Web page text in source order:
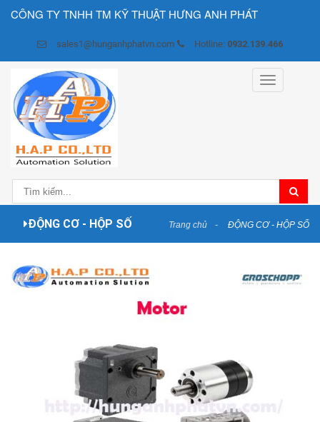
CÔNG TY TNHH TM KỸ THUẬT HƯNG ANH PHÁT
sales1@hunganhphatvn.com Hotline: 0932.139.466
Toggle
navigation
ĐỘNG CƠ - HỘP SỐ Trang chủ ĐỘNG CƠ - HỘP SỐ